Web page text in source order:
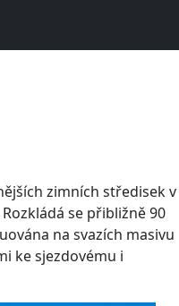
zimních středisek v
se přibližně 90
na svazích masivu
ke sjezdovému i